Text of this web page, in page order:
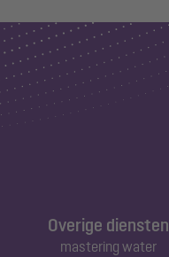
Overige diensten
mastering water